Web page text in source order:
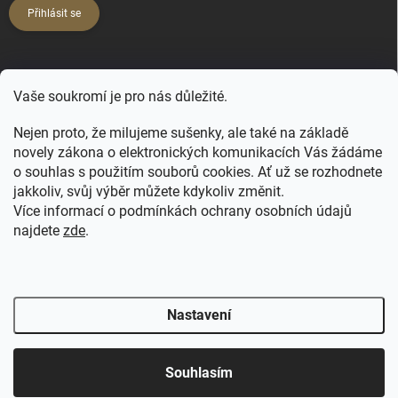
Vaše soukromí je pro nás důležité.
Nejen proto, že milujeme sušenky, ale také na základě
novely zákona o elektronických komunikacích Vás žádáme
o souhlas s použitím souborů cookies. Ať už se rozhodnete
jakkoliv, svůj výběr můžete kdykoliv změnit.
Více informací o podmínkách ochrany osobních údajů
najdete zde.
Nastavení
Souhlasím
Přihlásit se
+420 606 088 250
Copyright 2026Happy Hair. Všechna práva vyhrazena.Upravit nastavení
cookies